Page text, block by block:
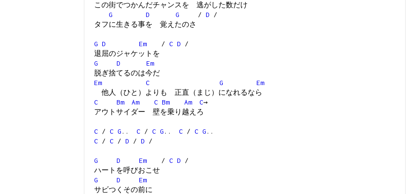
この街でつかんだチャンスを 逃がした数だけ
G
D G / D /
タフに生きる事を 覚えたのさ
G D Em / C D /
退屈のジャケットを
G
D
Em
脱ぎ捨てるのは今だ
Em
C G
Em
他人（ひと）よりも 正直（まじ）になれるなら
C
Bm Am C Bm Am C→
アウトサイダー 壁を乗り越えろ
C / C G .. C / C G .. C / C G ..
C / C / D / D /
G D Em / C D /
ハートを呼びおこせ
G
D
Em
サビつくその前に